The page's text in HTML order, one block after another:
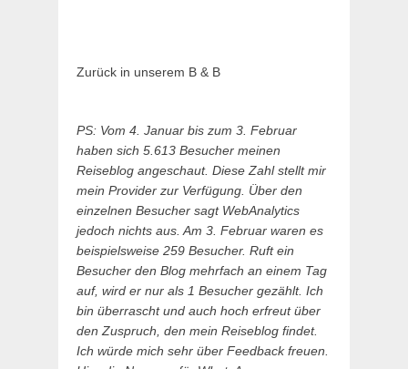
Zurück in unserem B & B
PS: Vom 4. Januar bis zum 3. Februar
haben sich 5.613 Besucher meinen
Reiseblog angeschaut. Diese Zahl stellt mir
mein Provider zur Verfügung. Über den
einzelnen Besucher sagt WebAnalytics
jedoch nichts aus. Am 3. Februar waren es
beispielsweise 259 Besucher. Ruft ein
Besucher den Blog mehrfach an einem Tag
auf, wird er nur als 1 Besucher gezählt. Ich
bin überrascht und auch hoch erfreut über
den Zuspruch, den mein Reiseblog findet.
Ich würde mich sehr über Feedback freuen.